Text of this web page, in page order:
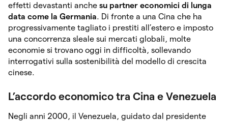
effetti devastanti anche su partner economici di lunga
data come la Germania. Di fronte a una Cina che ha
progressivamente tagliato i prestiti all’estero e imposto
una concorrenza sleale sui mercati globali, molte
economie si trovano oggi in difficoltà, sollevando
interrogativi sulla sostenibilità del modello di crescita
cinese.
L’accordo economico tra Cina e Venezuela
Negli anni 2000, il Venezuela, guidato dal presidente